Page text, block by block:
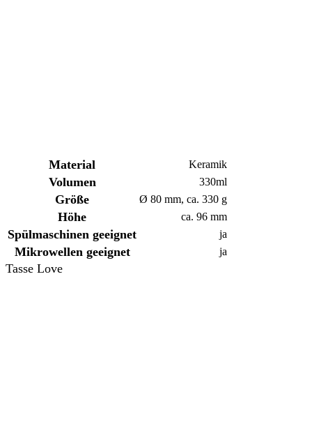
Material Keramik
Volumen 330ml
Größe Ø 80 mm, ca. 330 g
Höhe ca. 96 mm
Spülmaschinen geeignet ja
Mikrowellen geeignet ja
Tasse Love